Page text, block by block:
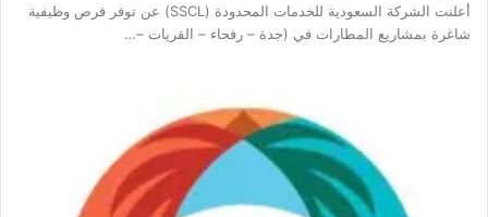
أعلنت الشركة السعودية للخدمات المحدودة (SSCL) عن توفر فرص وظيفية
شاغرة بمشاريع المطارات في (جدة – رفحاء – القريات –…